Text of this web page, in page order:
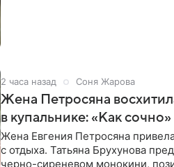
2 часа назад Соня Жарова
Жена Петросяна
в купальнике: «Как сочно»
Жена Евгения Петросяна
с отдыха. Татьяна Брухунова
черно-сиреневом монокини,